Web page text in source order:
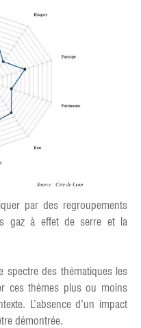
par des regroupements
gaz à effet de serre et la
spectre des thématiques les
ces thèmes plus ou moins
L’absence d’un impact
démontrée.